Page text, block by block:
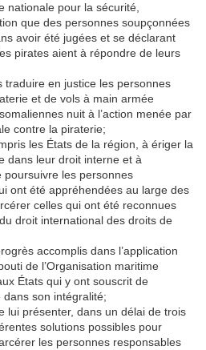
nationale pour la sécurité,
que des personnes soupçonnées
avoir été jugées et se déclarant
pirates aient à répondre de leurs
traduire en justice les personnes
et de vols à main armée
nuit à l’action menée par
contre la piraterie;
les États de la région, à ériger la
dans leur droit interne et à
les personnes
ont été appréhendées au large des
celles qui ont été reconnues
droit international des droits de
accomplis dans l’application
de l’Organisation maritime
États qui y ont souscrit de
dans son intégralité;
lui présenter, dans un délai de trois
solutions possibles pour
les personnes responsables